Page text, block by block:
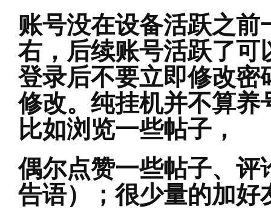
账号没在设备活跃之前
右，后续账号活跃了可
登录后不要立即修改密
修改。纯挂机并不算养
比如浏览一些帖子，
偶尔点赞一些帖子、评
告语）；很少量的加好